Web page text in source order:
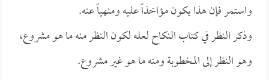
واستمر فإن هذا يكون مؤاخذاً عليه ومنهياً عنه.
وذكر النظر في كتاب النكاح لعله لكون النظر منه ما هو مشروع،
وهو النظر إلى المخطوبة ومنه ما هو غير مشروع.